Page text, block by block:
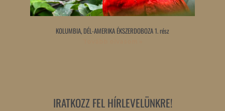
KOLUMBIA, DÉL-AMERIKA ÉKSZERDOBOZA 1. rész
IRATKOZZ FEL HÍRLEVELÜNKRE!